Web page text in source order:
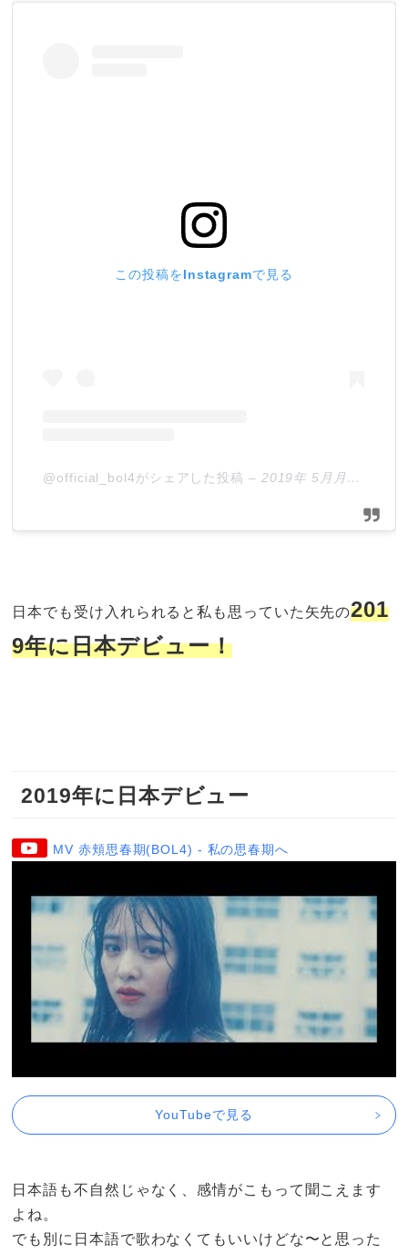
この投稿をInstagramで見る
@official_bol4がシェアした投稿 – 2019年 5月月29日午前2時11分PDT
日本でも受け入れられると私も思っていた矢先の201
9年に日本デビュー！
2019年に日本デビュー
MV 赤頬思春期(BOL4) - 私の思春期へ
YouTubeで見る
日本語も不自然じゃなく、感情がこもって聞こえます
よね。
でも別に日本語で歌わなくてもいいけどな〜と思った